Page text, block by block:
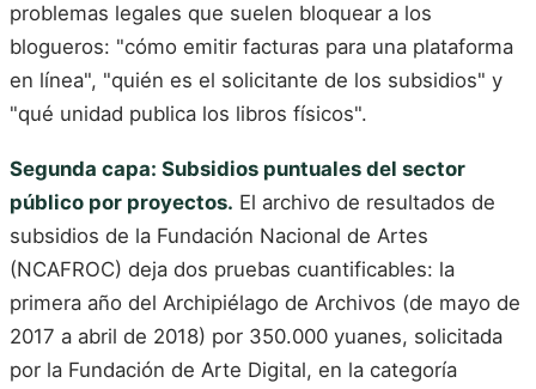
problemas legales que suelen bloquear a los
blogueros: "cómo emitir facturas para una plataforma
en línea", "quién es el solicitante de los subsidios" y
"qué unidad publica los libros físicos".
Segunda capa: Subsidios puntuales del sector
público por proyectos. El archivo de resultados de
subsidios de la Fundación Nacional de Artes
(NCAFROC) deja dos pruebas cuantificables: la
primera año del Archipiélago de Archivos (de mayo de
2017 a abril de 2018) por 350.000 yuanes, solicitada
por la Fundación de Arte Digital, en la categoría